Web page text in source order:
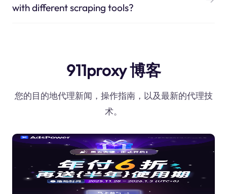
with different scraping tools?
911proxy 博客
您的目的地代理新闻，操作指南，以及最新的代理技
术。